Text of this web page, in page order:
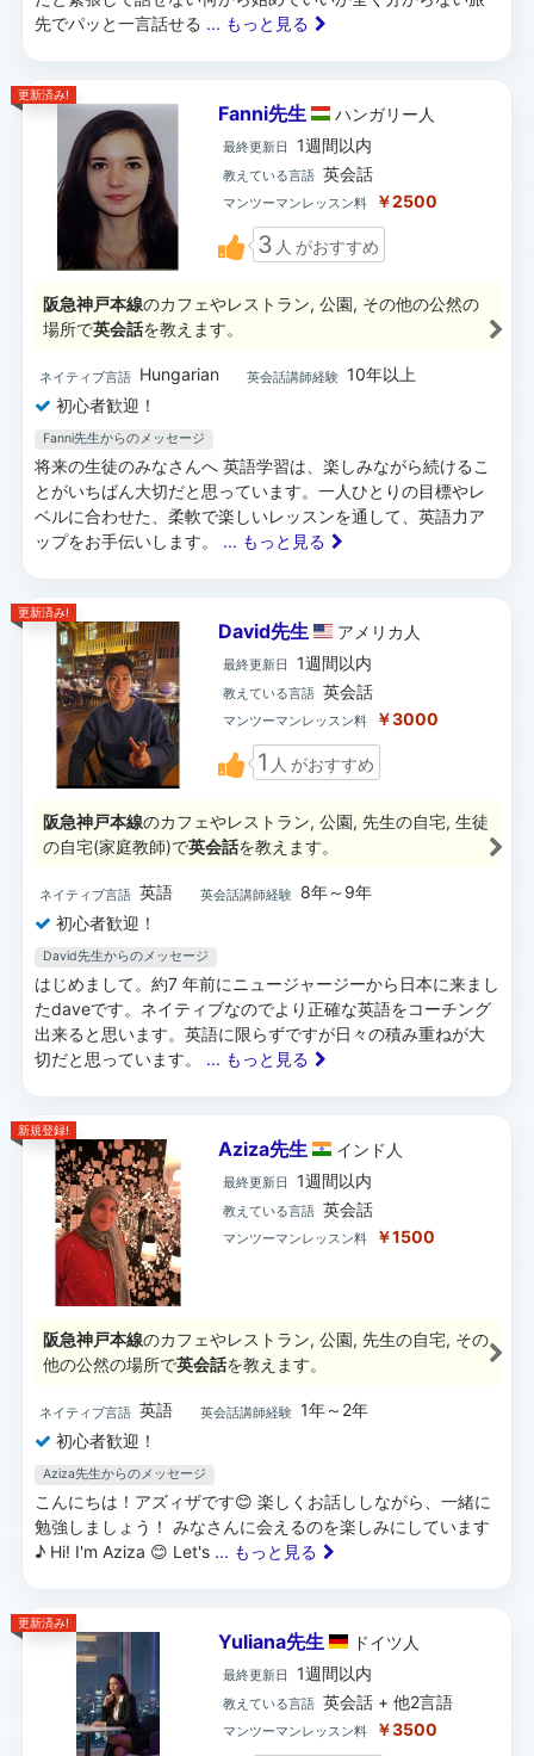
先でパッと一言話せる ... もっと見る
更新済み!
Fanni先生 ハンガリー 人
最終更新日 1週間以内
教えている言語 英会話
マンツーマンレッスン料 ￥2500
3 人 がおすすめ
阪急神戸本線のカフェやレストラン, 公園, その他の公然の
場所で英会話を教えます。
ネイティブ言語 Hungarian 英会話講師経験 10年以上
初心者歓迎！
Fanni先生からのメッセージ
将来の生徒のみなさんへ 英語学習は、楽しみながら続けるこ
とがいちばん大切だと思っています。一人ひとりの目標やレ
ベルに合わせた、柔軟で楽しいレッスンを通して、英語力ア
ップをお手伝いします。 ... もっと見る
更新済み!
David先生 アメリカ 人
最終更新日 1週間以内
教えている言語 英会話
マンツーマンレッスン料 ￥3000
1 人 がおすすめ
阪急神戸本線のカフェやレストラン, 公園, 先生の自宅, 生徒
の自宅(家庭教師)で英会話を教えます。
ネイティブ言語 英語 英会話講師経験
8年～9年
初心者歓迎！
David先生からのメッセージ
はじめまして。約7 年前にニュージャージーから日本に来まし
たdaveです。ネイティブなのでより正確な英語をコーチング
出来ると思います。英語に限らずですが日々の積み重ねが大
切だと思っています。 ... もっと見る
新規登録!
Aziza先生 インド 人
最終更新日 1週間以内
教えている言語 英会話
マンツーマンレッスン料 ￥1500
阪急神戸本線のカフェやレストラン, 公園, 先生の自宅, その
他の公然の場所で英会話を教えます。
ネイティブ言語 英語 英会話講師経験 1年～2年
初心者歓迎！
Aziza先生からのメッセージ
こんにちは！アズィザです😊 楽しくお話ししながら、一緒に
勉強しましょう！ みなさんに会えるのを楽しみにしています
♪ Hi! I'm Aziza 😊 Let's ... もっと見る
更新済み!
Yuliana先生 ドイツ 人
最終更新日 1週間以内
教えている言語 英会話 + 他2言語
マンツーマンレッスン料 ￥3500